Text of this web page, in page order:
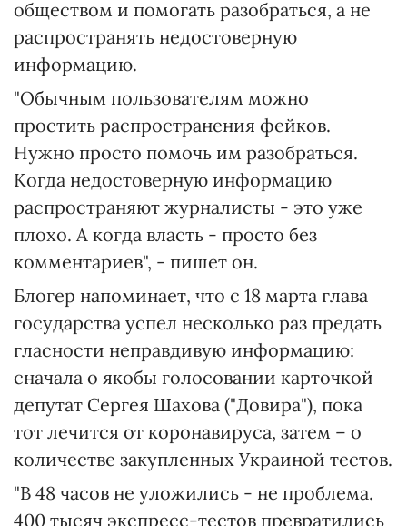
обществом и помогать разобраться, а не
распространять недостоверную
информацию.
"Обычным пользователям можно
простить распространения фейков.
Нужно просто помочь им разобраться.
Когда недостоверную информацию
распространяют журналисты - это уже
плохо. А когда власть - просто без
комментариев", - пишет он.
Блогер напоминает, что с 18 марта глава
государства успел несколько раз предать
гласности неправдивую информацию:
сначала о якобы голосовании карточкой
депутат Сергея Шахова ("Довира"), пока
тот лечится от коронавируса, затем – о
количестве закупленных Украиной тестов.
"В 48 часов не уложились - не проблема.
400 тысяч экспресс-тестов превратились